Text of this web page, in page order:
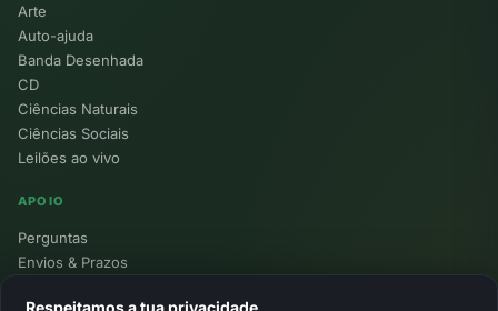
Arte
Auto-ajuda
Banda Desenhada
CD
Ciências Naturais
Ciências Sociais
Leilões ao vivo
APOIO
Perguntas
Envios & Prazos
Respeitamos a tua privacidade